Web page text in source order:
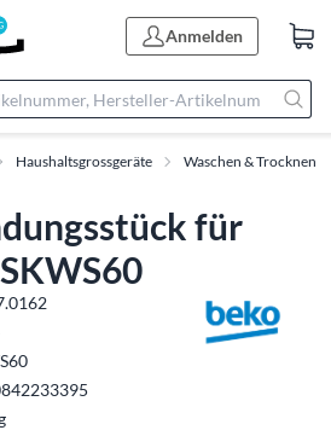
Anmelden
Haushaltsgrossgeräte Waschen & Trocknen
für